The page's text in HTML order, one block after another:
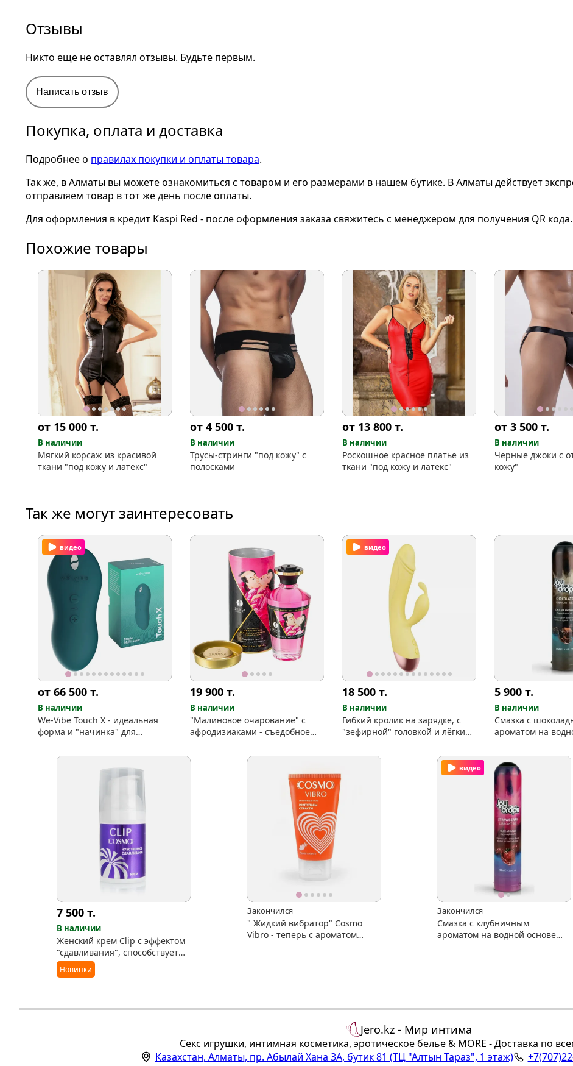
Отзывы
Никто еще не оставлял отзывы. Будьте первым.
Написать отзыв
Покупка, оплата и доставка
Подробнее о правилах покупки и оплаты товара.
Так же, в Алматы вы можете ознакомиться с товаром и его размерами в нашем бутике. В Алматы действует
отправляем товар в тот же день после оплаты.
Для оформления в кредит Kaspi Red - после оформления заказа свяжитесь с менеджером для получения QR кода.
Похожие товары
от 15 000 т.
В наличии
Мягкий корсаж из красивой
ткани "под кожу и латекс"
от 4 500 т.
В наличии
Трусы-стринги "под кожу" с
полосками
от 13 800 т.
В наличии
Роскошное красное платье из
ткани "под кожу и латекс"
от 3 500 т.
В наличии
Черные джоки с
кожу"
Так же могут заинтересовать
видео
от 66 500 т.
В наличии
We-Vibe Touch X - идеальная
форма и "начинка" для
19 900 т.
В наличии
"Малиновое очарование" с
афродизиаками - съедобное
видео
18 500 т.
В наличии
Гибкий кролик на зарядке, с
"зефирной" головкой и лёгким
5 900 т.
В наличии
Смазка с
ароматом на
7 500т.
В наличии
Женский крем Clip с эффектом
"сдавливания", способствует
возбуждению
Новинки
Закончился
" Жидкий вибратор" Cosmo
Vibro - теперь с ароматом
видео
Закончился
Смазка с клубничным
ароматом на водной основе
Jero.kz - Мир интима
Секс игрушки, интимная косметика, эротическое белье & MORE - Доставка по
Казахстан, Алматы, пр. Абылай Хана 3А, бутик 81 (ТЦ "Алтын Тараз", 1 этаж)